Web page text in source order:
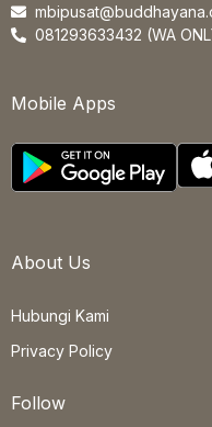
081293633432 (WA
Mobile Apps
About Us
Hubungi Kami
Privacy Policy
Follow